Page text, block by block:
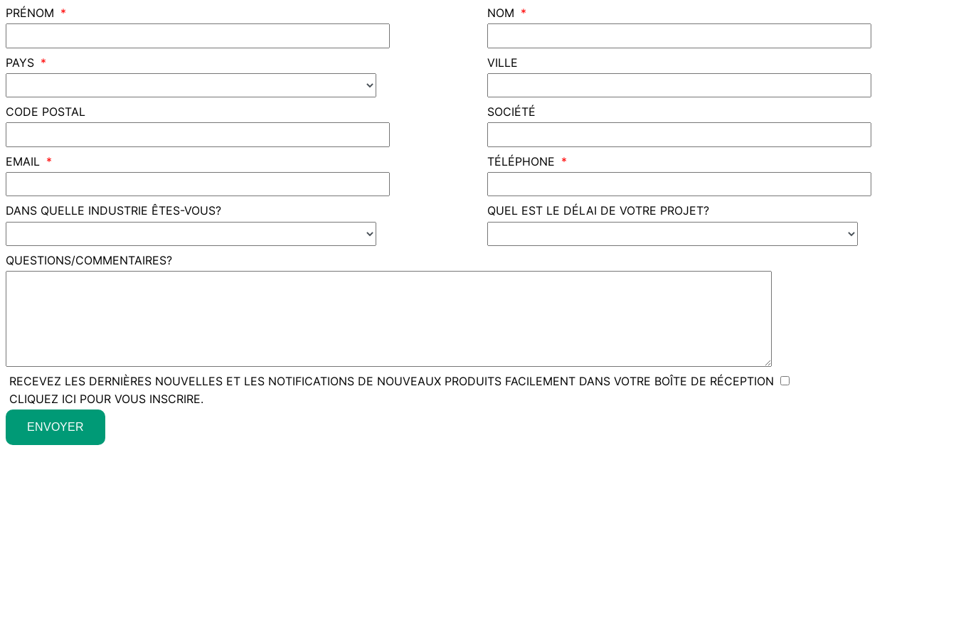
PRÉNOM NOM
PAYS VILLE
CODE POSTAL SOCIÉTÉ
EMAIL TÉLÉPHONE
DANS QUELLE INDUSTRIE ÊTES-VOUS? QUEL EST LE DÉLAI DE VOTRE PROJET?
QUESTIONS/COMMENTAIRES?
RECEVEZ LES DERNIÈRES NOUVELLES ET LES NOTIFICATIONS DE NOUVEAUX PRODUITS FACILEMENT DANS VOTRE BOÎTE DE RÉCEPTION
CLIQUEZ ICI POUR VOUS INSCRIRE.